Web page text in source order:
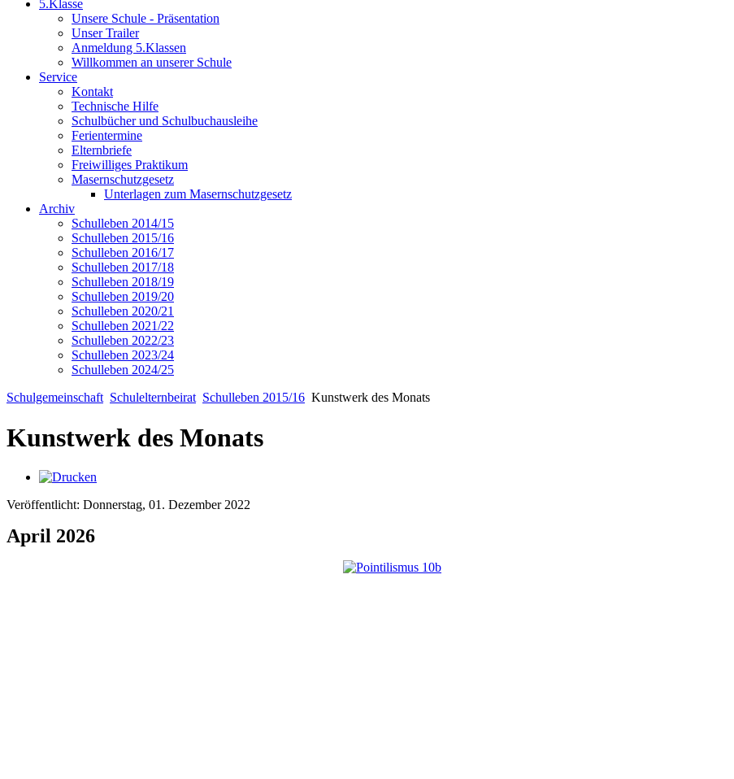
5.Klasse
Unsere Schule - Präsentation
Unser Trailer
Anmeldung 5.Klassen
Willkommen an unserer Schule
Service
Kontakt
Technische Hilfe
Schulbücher und Schulbuchausleihe
Ferientermine
Elternbriefe
Freiwilliges Praktikum
Masernschutzgesetz
Unterlagen zum Masernschutzgesetz
Archiv
Schulleben 2014/15
Schulleben 2015/16
Schulleben 2016/17
Schulleben 2017/18
Schulleben 2018/19
Schulleben 2019/20
Schulleben 2020/21
Schulleben 2021/22
Schulleben 2022/23
Schulleben 2023/24
Schulleben 2024/25
Schulgemeinschaft Schulelternbeirat Schulleben 2015/16 Kunstwerk des Monats
Kunstwerk des Monats
Veröffentlicht: Donnerstag, 01. Dezember 2022
April 2026